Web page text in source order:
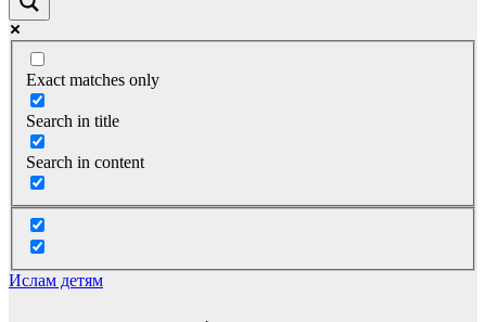
Exact matches only
Search in title
Search in content
Ислам детям